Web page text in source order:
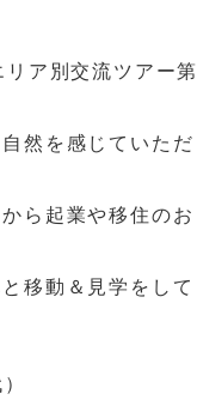
ア別交流ツアー第
然を感じていただ
ら起業や移住のお
移動＆見学をして